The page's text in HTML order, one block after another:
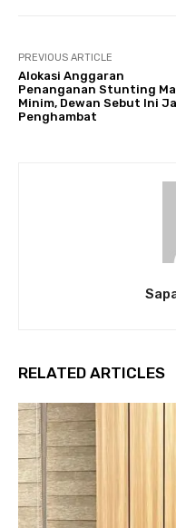
PREVIOUS ARTICLE
Alokasi Anggaran
Penanganan Stunting
Minim, Dewan Sebut Ini
Penghambat
RELATED ARTICLES